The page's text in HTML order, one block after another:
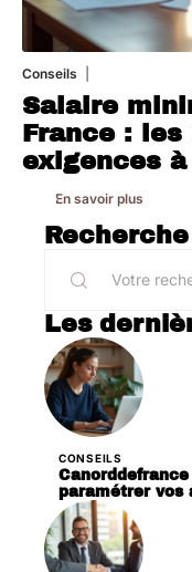
Conseils
Salaire
France :
exigences
En savoir plus
Recherche
Les
CONSEILS
paramétrer